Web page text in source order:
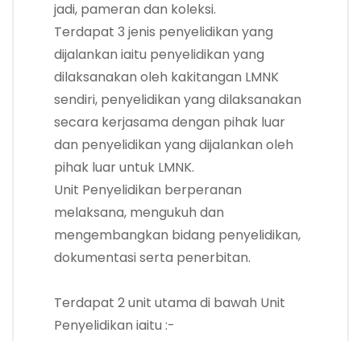
jadi, pameran dan koleksi.
Terdapat 3 jenis penyelidikan yang
dijalankan iaitu penyelidikan yang
dilaksanakan oleh kakitangan LMNK
sendiri, penyelidikan yang dilaksanakan
secara kerjasama dengan pihak luar
dan penyelidikan yang dijalankan oleh
pihak luar untuk LMNK.
Unit Penyelidikan berperanan
melaksana, mengukuh dan
mengembangkan bidang penyelidikan,
dokumentasi serta penerbitan.
Terdapat 2 unit utama di bawah Unit
Penyelidikan iaitu :-